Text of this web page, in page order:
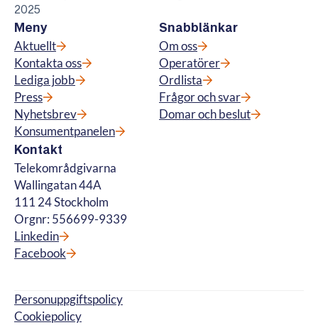
2025
Meny
Aktuellt
Kontakta oss
Lediga jobb
Press
Nyhetsbrev
Konsumentpanelen
Snabblänkar
Om oss
Operatörer
Ordlista
Frågor och svar
Domar och beslut
Kontakt
Telekområdgivarna
Wallingatan 44A
111 24 Stockholm
Orgnr: 556699-9339
Linkedin
Facebook
Personuppgiftspolicy
Cookiepolicy